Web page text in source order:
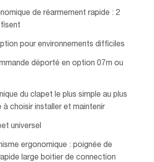
de réarmement rapide : 2
pour environnements difficiles
déporté en option 07m ou
du clapet le plus simple au plus
à choisir installer et maintenir
universel
ergonomique : poignée de
large boitier de connection